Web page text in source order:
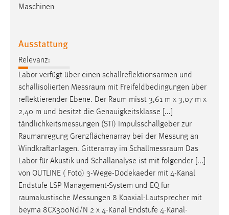
Maschinen
Ausstattung
Relevanz:
Labor verfügt über einen schallreflektionsarmen und
schallisolierten Messraum mit Freifeldbedingungen über
reflektierender Ebene. Der Raum misst 3,61 m x 3,07 m x
2,40 m und besitzt die Genauigkeitsklasse [...]
tändlichkeitsmessungen (STI) Impulsschallgeber zur
Raumanregung Grenzflächenarray bei der Messung an
Windkraftanlagen. Gitterarray im Schallmessraum Das
Labor für Akustik und Schallanalyse ist mit folgender [...]
von OUTLINE ( Foto) 3-Wege-Dodekaeder mit 4-Kanal
Endstufe LSP Management-System und EQ für
raumakustische Messungen 8 Koaxial-Lautsprecher mit
beyma 8CX300Nd/N 2 x 4-Kanal Endstufe 4-Kanal-